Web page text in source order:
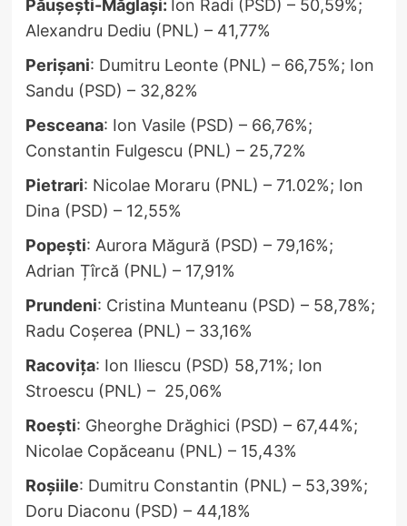
Păușești-Măglași: Ion Radi (PSD) – 50,59%;
Alexandru Dediu (PNL) – 41,77%
Perișani: Dumitru Leonte (PNL) – 66,75%; Ion
Sandu (PSD) – 32,82%
Pesceana: Ion Vasile (PSD) – 66,76%;
Constantin Fulgescu (PNL) – 25,72%
Pietrari: Nicolae Moraru (PNL) – 71.02%; Ion
Dina (PSD) – 12,55%
Popești: Aurora Măgură (PSD) – 79,16%;
Adrian Țîrcă (PNL) – 17,91%
Prundeni: Cristina Munteanu (PSD) – 58,78%;
Radu Coșerea (PNL) – 33,16%
Racovița: Ion Iliescu (PSD) 58,71%; Ion
Stroescu (PNL) – 25,06%
Roești: Gheorghe Drăghici (PSD) – 67,44%;
Nicolae Copăceanu (PNL) – 15,43%
Roșiile: Dumitru Constantin (PNL) – 53,39%;
Doru Diaconu (PSD) – 44,18%